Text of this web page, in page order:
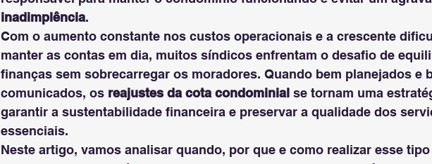
inadimplência.
Com o aumento constante nos custos operacionais e a crescente
manter as contas em dia, muitos síndicos enfrentam o desafio de
finanças sem sobrecarregar os moradores. Quando bem planejados e
comunicados, os reajustes da cota condominial se tornam uma
garantir a sustentabilidade financeira e preservar a qualidade dos
essenciais.
Neste artigo, vamos analisar quando, por que e como realizar esse